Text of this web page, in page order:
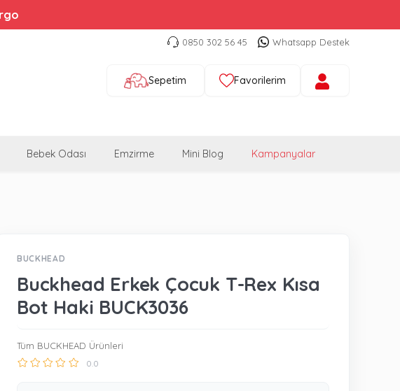
0850 302 56 45 Whatsapp Destek
Sepetim Favorilerim
Bebek Odası Emzirme Mini Blog Kampanyalar
BUCKHEAD
Buckhead Erkek Çocuk T-Rex Kısa
Bot Haki BUCK3036
Tüm BUCKHEAD Ürünleri
0.0